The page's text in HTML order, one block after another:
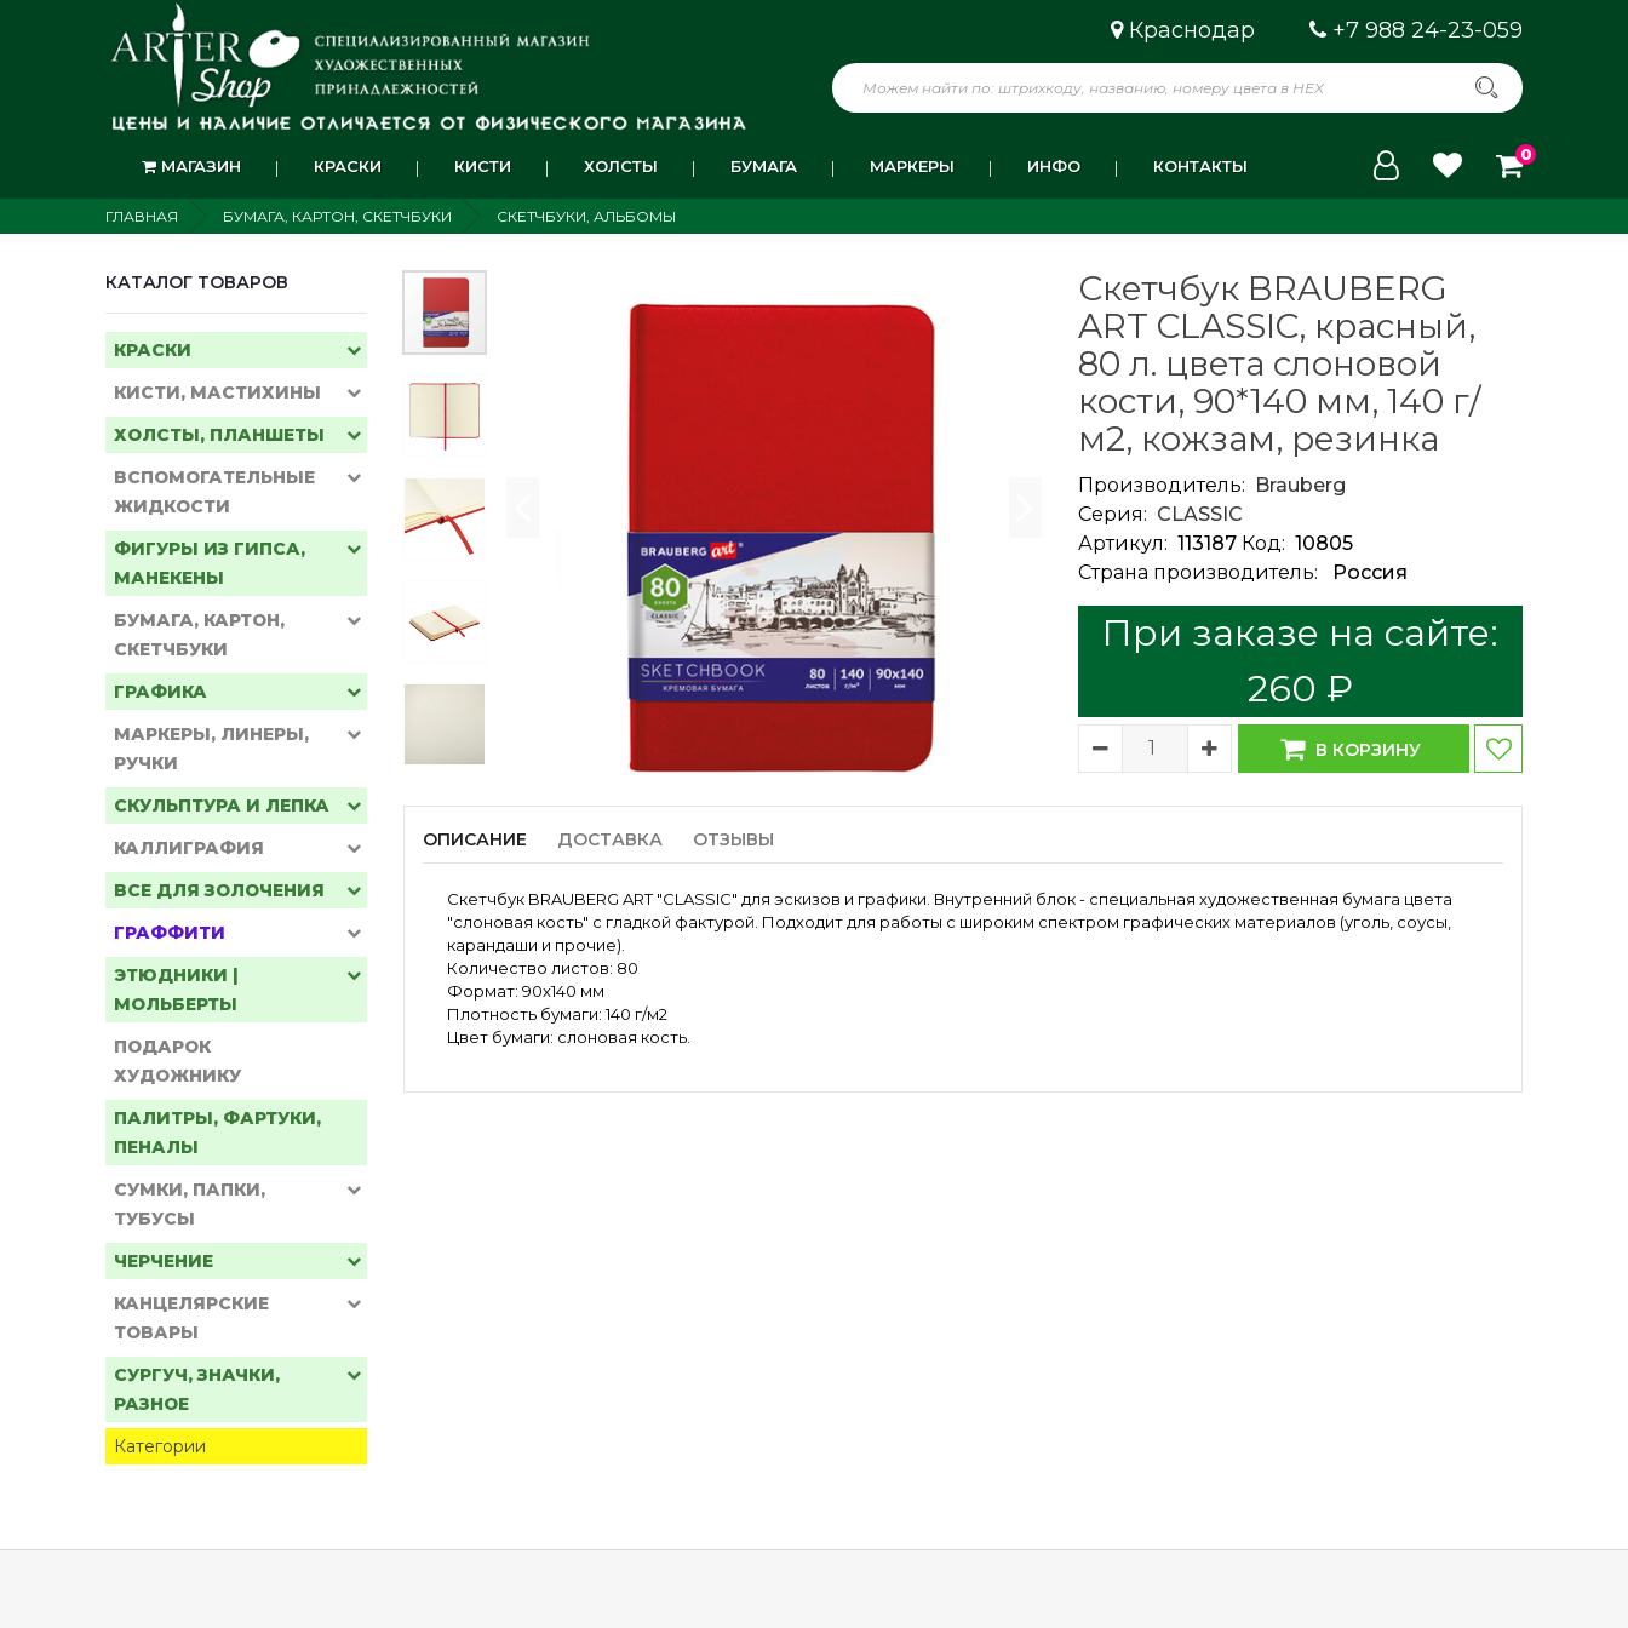
Краснодар +7 988 24-23-059
МАГАЗИН КРАСКИ КИСТИ ХОЛСТЫ БУМАГА МАРКЕРЫ ИНФО КОНТАКТЫ
0
ГЛАВНАЯ БУМАГА, КАРТОН, СКЕТЧБУКИ СКЕТЧБУКИ, АЛЬБОМЫ
КАТАЛОГ ТОВАРОВ
КРАСКИ
КИСТИ, МАСТИХИНЫ
ХОЛСТЫ, ПЛАНШЕТЫ
ВСПОМОГАТЕЛЬНЫЕ
ЖИДКОСТИ
ФИГУРЫ ИЗ ГИПСА,
МАНЕКЕНЫ
БУМАГА, КАРТОН,
СКЕТЧБУКИ
ГРАФИКА
МАРКЕРЫ, ЛИНЕРЫ,
РУЧКИ
СКУЛЬПТУРА И ЛЕПКА
КАЛЛИГРАФИЯ
ВСЕ ДЛЯ ЗОЛОЧЕНИЯ
ГРАФФИТИ
ЭТЮДНИКИ |
МОЛЬБЕРТЫ
ПОДАРОК
ХУДОЖНИКУ
ПАЛИТРЫ, ФАРТУКИ,
ПЕНАЛЫ
СУМКИ, ПАПКИ,
ТУБУСЫ
ЧЕРЧЕНИЕ
КАНЦЕЛЯРСКИЕ
ТОВАРЫ
СУРГУЧ, ЗНАЧКИ,
РАЗНОЕ
Категории
Скетчбук BRAUBERG
ART CLASSIC, красный,
80 л. цвета слоновой
кости, 90*140 мм, 140 г/
м2, кожзам, резинка
Производитель: Brauberg
Серия: CLASSIC
Артикул: 113187Код: 10805
Страна производитель:
Россия
При заказе на сайте:
260 ₽
В КОРЗИНУ
ОПИСАНИЕ ДОСТАВКА ОТЗЫВЫ
Скетчбук BRAUBERG ART "CLASSIC" для эскизов и графики. Внутренний блок - специальная художественная бумага цвета
"слоновая кость" с гладкой фактурой. Подходит для работы с широким спектром графических материалов (уголь, соусы,
карандаши и прочие).
Количество листов: 80
Формат: 90х140 мм
Плотность бумаги: 140 г/м2
Цвет бумаги: слоновая кость.